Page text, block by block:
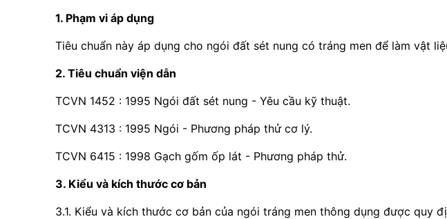
1. Phạm vi áp dụng
Tiêu chuẩn này áp dụng cho ngói đất sét nung có tráng men để làm vật
2. Tiêu chuẩn viện dẫn
TCVN 1452 : 1995 Ngói đất sét nung - Yêu cầu kỹ thuật.
TCVN 4313 : 1995 Ngói - Phương pháp thử cơ lý.
TCVN 6415 : 1998 Gạch gốm ốp lát - Phương pháp thử.
3. Kiểu và kích thước cơ bản
3.1. Kiểu và kích thước cơ bản của ngói tráng men thông dụng được quy